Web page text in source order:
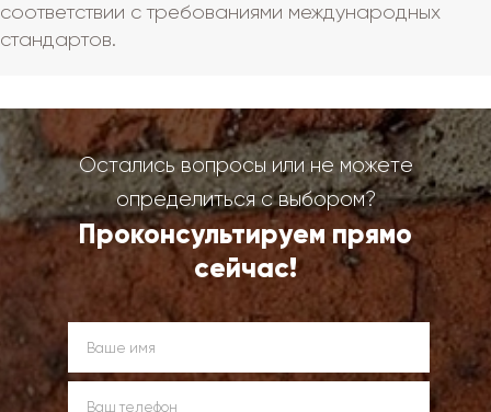
соответствии с требованиями международных
стандартов.
Остались вопросы или не можете
определиться с выбором?
Проконсультируем прямо
сейчас!